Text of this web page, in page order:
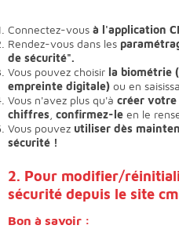
Connectez-vous à l'application
Rendez-vous dans les
de sécurité".
Vous pouvez choisir la biométrie
empreinte digitale) ou en
Vous n'avez plus qu'à créer votre
chiffres confirmez-le en le
Vous pouvez utiliser dès
sécurité !
2. Pour modifier/
sécurité depuis le site
Bon à savoir :